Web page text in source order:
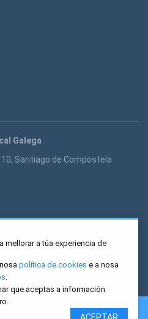
Galega
10, Santiago de Compostela
Galega - Miguel Ferro
mellorar a túa experiencia de
política de cookies e a nosa
.
que aceptas a información